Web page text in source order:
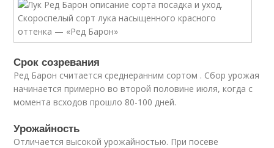
Срок созревания
Ред Барон считается среднеранним сортом . Сбор урожая
начинается примерно во второй половине июля, когда с
момента всходов прошло 80-100 дней.
Урожайность
Отличается высокой урожайностью. При посеве